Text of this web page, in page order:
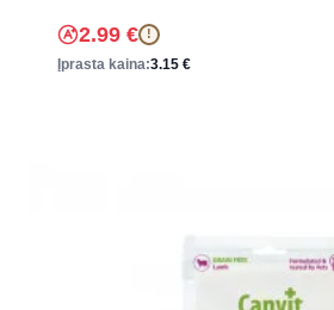
2.99 € !
Įprasta kaina:3.15 €